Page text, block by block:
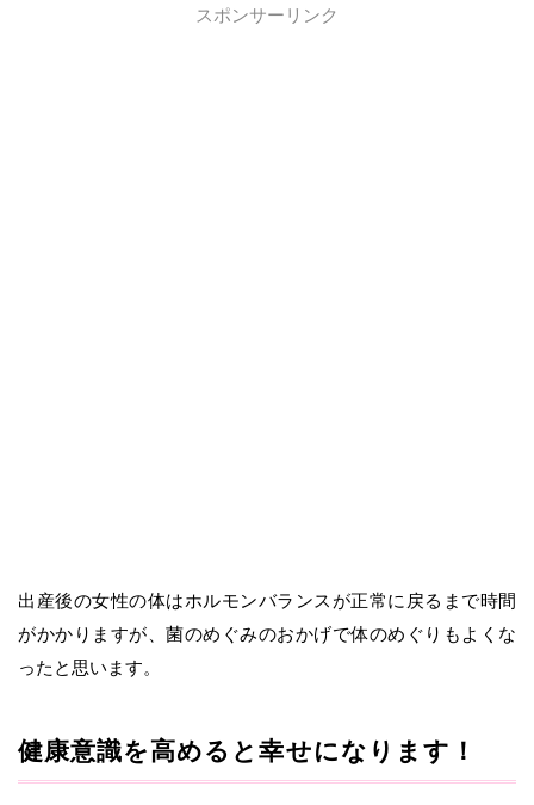
スポンサーリンク
出産後の女性の体はホルモンバランスが正常に戻るまで時間
がかかりますが、菌のめぐみのおかげで体のめぐりもよくな
ったと思います。
健康意識を高めると幸せになります！